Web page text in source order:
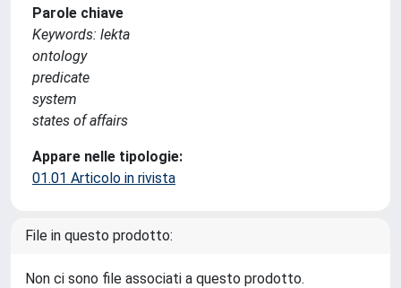
Parole chiave
Keywords: lekta
ontology
predicate
system
states of affairs
Appare nelle tipologie:
01.01 Articolo in rivista
File in questo prodotto:
Non ci sono file associati a questo prodotto.